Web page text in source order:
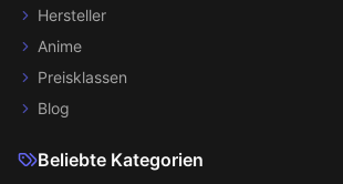
Hersteller
Anime
Preisklassen
Blog
Beliebte Kategorien